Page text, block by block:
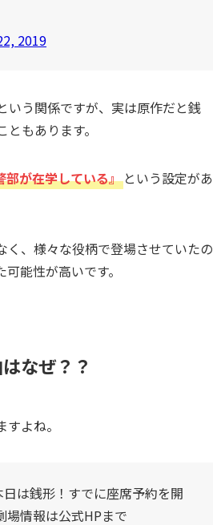
2019
いう関係ですが、実は原作だと銭
もあります。
部が在学している』 という設定があ
、様々な役柄で登場させていたの
能性が高いです。
なぜ？？
すよね。
は銭形！すでに座席予約を開
場情報は公式HPまで